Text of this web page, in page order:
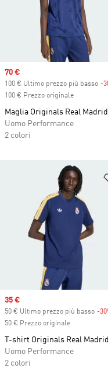
Sale price
70 €
100 € Ultimo prezzo più basso -
100 € Prezzo originale
Maglia Originals Real Madrid
Uomo Performance
2 colori
Sale price
35 €
50 € Ultimo prezzo più basso -
50 € Prezzo originale
T-shirt Originals Real Madrid
Uomo Performance
2 colori